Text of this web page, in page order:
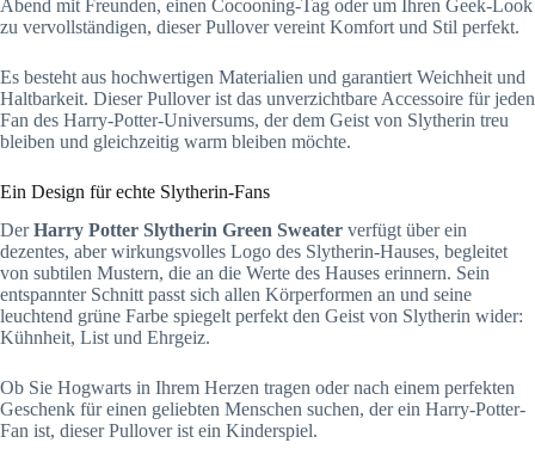
Abend mit Freunden, einen Cocooning-Tag oder um Ihren Geek-Look
zu vervollständigen, dieser Pullover vereint Komfort und Stil perfekt.
Es besteht aus hochwertigen Materialien und garantiert Weichheit und
Haltbarkeit. Dieser Pullover ist das unverzichtbare Accessoire für jeden
Fan des Harry-Potter-Universums, der dem Geist von Slytherin treu
bleiben und gleichzeitig warm bleiben möchte.
Ein Design für echte Slytherin-Fans
DerHarry Potter Slytherin Green Sweater verfügt über ein
dezentes, aber wirkungsvolles Logo des Slytherin-Hauses, begleitet
von subtilen Mustern, die an die Werte des Hauses erinnern. Sein
entspannter Schnitt passt sich allen Körperformen an und seine
leuchtend grüne Farbe spiegelt perfekt den Geist von Slytherin wider:
Kühnheit, List und Ehrgeiz.
Ob Sie Hogwarts in Ihrem Herzen tragen oder nach einem perfekten
Geschenk für einen geliebten Menschen suchen, der ein Harry-Potter-
Fan ist, dieser Pullover ist ein Kinderspiel.